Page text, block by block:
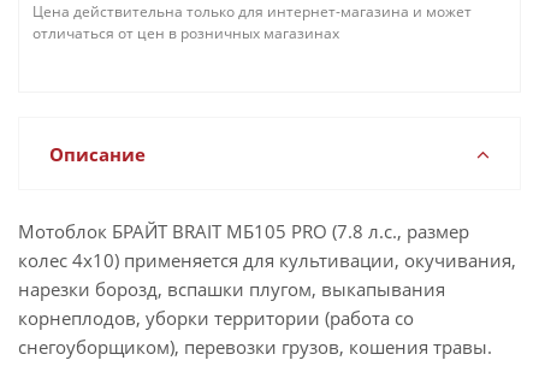
Цена действительна только для интернет-магазина и может
отличаться от цен в розничных магазинах
Описание
Мотоблок БРАЙТ BRAIT МБ105 PRO (7.8 л.с., размер
колес 4х10) применяется для культивации, окучивания,
нарезки борозд, вспашки плугом, выкапывания
корнеплодов, уборки территории (работа со
снегоуборщиком), перевозки грузов, кошения травы.